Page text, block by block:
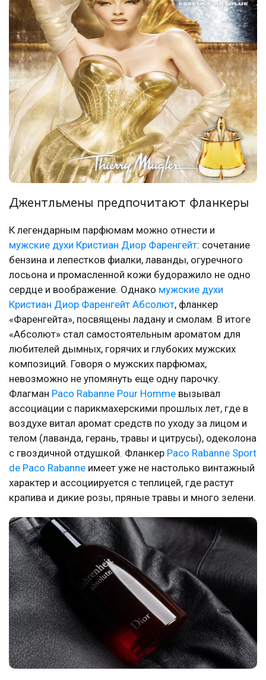
Джентльмены предпочитают фланкеры
К легендарным парфюмам можно отнести и
мужские духи Кристиан Диор Фаренгейт: сочетание
бензина и лепестков фиалки, лаванды, огуречного
лосьона и промасленной кожи будоражило не одно
сердце и воображение. Однако мужские духи
Кристиан Диор Фаренгейт Абсолют, фланкер
«Фаренгейта», посвящены ладану и смолам. В итоге
«Абсолют» стал самостоятельным ароматом для
любителей дымных, горячих и глубоких мужских
композиций. Говоря о мужских парфюмах,
невозможно не упомянуть еще одну парочку.
Флагман Paco Rabanne Pour Homme вызывал
ассоциации с парикмахерскими прошлых лет, где в
воздухе витал аромат средств по уходу за лицом и
телом (лаванда, герань, травы и цитрусы), одеколона
с гвоздичной отдушкой. Фланкер Paco Rabanne Sport
de Paco Rabanne имеет уже не настолько винтажный
характер и ассоциируется с теплицей, где растут
крапива и дикие розы, пряные травы и много зелени.